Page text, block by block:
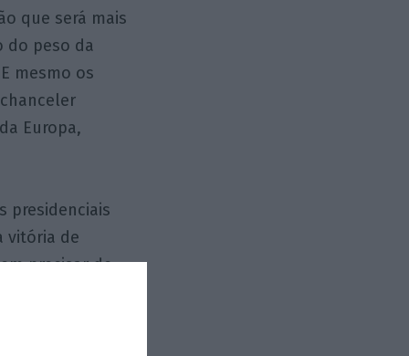
que será mais
do peso da
mesmo os
Europa,
presidenciais
vitória de
precisar de